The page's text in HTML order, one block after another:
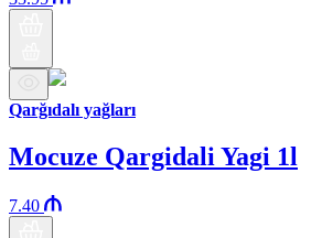
Qarğıdalı yağları
Mocuze Qargidali Yagi 1l
7.40